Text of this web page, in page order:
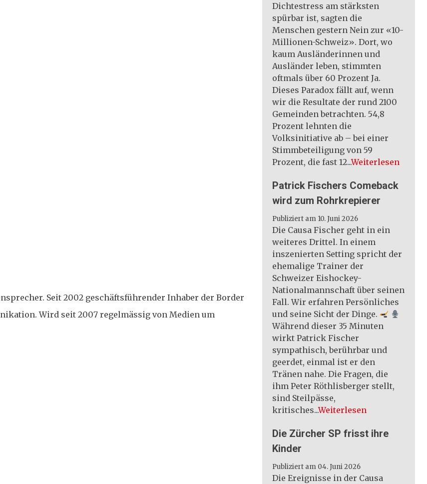
Seit 2002 geschäftsführender Inhaber der Border
Wird seit 2007 regelmässig von Medien um
Dichtestress am stärksten
spürbar ist, sagten die
Menschen gestern Nein zur «10-
Millionen-Schweiz». Dort, wo
kaum Ausländerinnen und
Ausländer leben, stimmten
oftmals über 60 Prozent Ja.
Dieses Paradox fällt auf, wenn
wir die Resultate der rund 2100
Gemeinden betrachten. 54,8
Prozent lehnten die
Volksinitiative ab – bei einer
Stimmbeteiligung von 59
Prozent, die fast 12...Weiterlesen
Patrick Fischers Comeback
wird zum Rohrkrepierer
Publiziert am 10. Juni 2026
Die Causa Fischer geht in ein
weiteres Drittel. In einem
inszenierten Setting spricht der
ehemalige Trainer der
Schweizer Eishockey-
Nationalmannschaft über seinen
Fall. Wir erfahren Persönliches
und seine Sicht der Dinge.
Während dieser 35 Minuten
wirkt Patrick Fischer
sympathisch, berührbar und
geerdet, einmal ist er den
Tränen nahe. Die Fragen, die
ihm Peter Röthlisberger stellt,
sind Steilpässe,
kritisches...Weiterlesen
Die Zürcher SP frisst ihre
Kinder
Publiziert am 04. Juni 2026
Die Ereignisse in der Causa